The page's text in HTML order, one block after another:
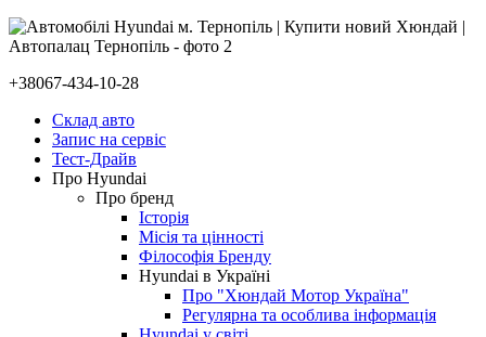
+38067-434-10-28
Склад авто
Запис на сервіс
Тест-Драйв
Про Hyundai
Про бренд
Історія
Місія та цінності
Філософія Бренду
Hyundai в Україні
Про "Хюндай Мотор Україна"
Регулярна та особлива інформація